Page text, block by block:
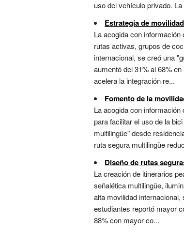
uso del vehículo privado.
Estrategia de
La acogida con
rutas activas, grupos de
internacional, se creó una
aumentó del 31% al 68%
acelera la integración re...
Fomento de la
La acogida con
para facilitar el uso de la
multilingüe" desde
ruta segura multilingüe
Diseño de rutas
La creación de itinerarios
señalética multilingüe,
alta movilidad
estudiantes reportó mayor
88% con mayor co...